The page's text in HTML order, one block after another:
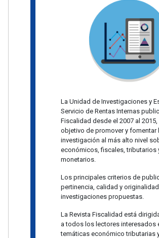
La Unidad de Investigaciones y
Servicio de Rentas Internas
Fiscalidad desde el 2007 al 2015,
objetivo de promover y fomentar
investigación al más alto nivel
económicos, fiscales, tributarios
monetarios.
Los principales criterios de
pertinencia, calidad y
investigaciones propuestas.
La Revista Fiscalidad está
a todos los lectores interesados
temáticas económico tributarias